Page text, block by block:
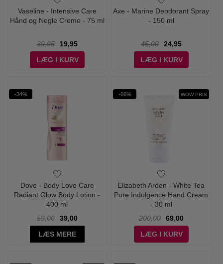
Vaseline - Intensive Care
Hånd og Negle Creme - 75 ml
39,95
19,95
LÆG I KURV
Axe - Marine Deodorant Spray
- 150 ml
45,00
24,95
LÆG I KURV
-34%
Dove - Body Love Care
Radiant Glow Body Lotion -
400 ml
59,00
39,00
LÆS MERE
-66% WOW PRIS
Elizabeth Arden - White Tea
Pure Indulgence Hand Cream
- 30 ml
200,00
69,00
LÆG I KURV